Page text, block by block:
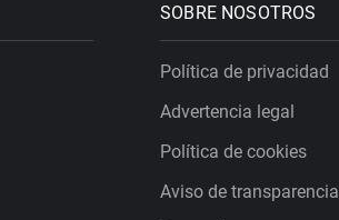
SOBRE NOSOTROS
Política de privacidad
Advertencia legal
Política de cookies
Aviso de transparencia